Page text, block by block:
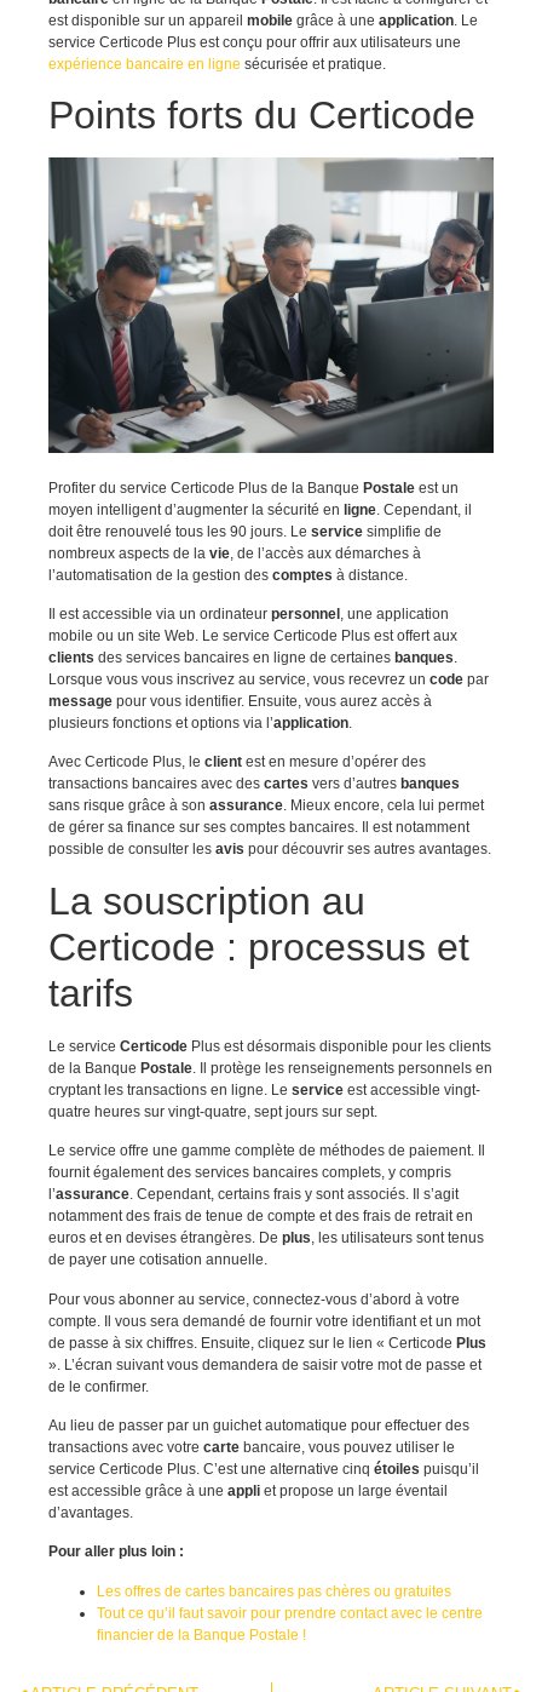
est disponible sur un appareil mobile grâce à une application . Le
service Certicode Plus est conçu pour offrir aux utilisateurs une
expérience bancaire en ligne sécurisée et pratique.
Points forts du Certicode
Profiter du service Certicode Plus de la Banque Postale est un
moyen intelligent d’augmenter la sécurité en ligne . Cependant, il
doit être renouvelé tous les 90 jours. Le service simplifie de
nombreux aspects de la vie , de l’accès aux démarches à
l’automatisation de la gestion des comptes à distance.
Il est accessible via un ordinateur personnel , une application
mobile ou un site Web. Le service Certicode Plus est offert aux
clients des services bancaires en ligne de certaines banques.
Lorsque vous vous inscrivez au service, vous recevrez un code par
message pour vous identifier. Ensuite, vous aurez accès à
plusieurs fonctions et options via l’application.
Avec Certicode Plus, le client est en mesure d’opérer des
transactions bancaires avec des cartes vers d’autres banques
sans risque grâce à son assurance. Mieux encore, cela lui permet
de gérer sa finance sur ses comptes bancaires. Il est notamment
possible de consulter les avis pour découvrir ses autres avantages.
La souscription au
Certicode : processus et
tarifs
Le service Certicode Plus est désormais disponible pour les clients
de la Banque Postale . Il protège les renseignements personnels en
cryptant les transactions en ligne. Le service est accessible vingt-
quatre heures sur vingt-quatre, sept jours sur sept.
Le service offre une gamme complète de méthodes de paiement. Il
fournit également des services bancaires complets, y compris
l’assurance. Cependant, certains frais y sont associés. Il s’agit
notamment des frais de tenue de compte et des frais de retrait en
euros et en devises étrangères. De plus, les utilisateurs sont tenus
de payer une cotisation annuelle.
Pour vous abonner au service, connectez-vous d’abord à votre
compte. Il vous sera demandé de fournir votre identifiant et un mot
de passe à six chiffres. Ensuite, cliquez sur le lien « Certicode Plus
». L’écran suivant vous demandera de saisir votre mot de passe et
de le confirmer.
Au lieu de passer par un guichet automatique pour effectuer des
transactions avec votre carte bancaire, vous pouvez utiliser le
service Certicode Plus. C’est une alternative cinq étoiles puisqu’il
est accessible grâce à une appli et propose un large éventail
d’avantages.
Pour aller plus loin :
Les offres de cartes bancaires pas chères ou gratuites
Tout ce qu’il faut savoir pour prendre contact avec le centre
financier de la Banque Postale !